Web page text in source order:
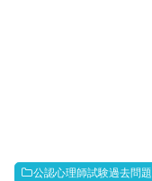
公認心理師試験過去問題